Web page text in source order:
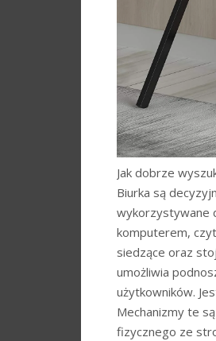
Jak dobrze
Biurka są
wykorzystywane
komputerem,
siedzące oraz
umożliwia
użytkowników.
Mechanizmy te
fizycznego ze